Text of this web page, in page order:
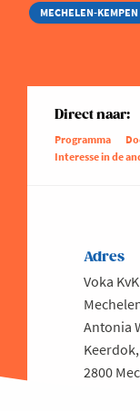
MECHELEN-KEMPEN
Direct naar:
Programma
Interesse in de
Adres
Voka
Antonia
2800